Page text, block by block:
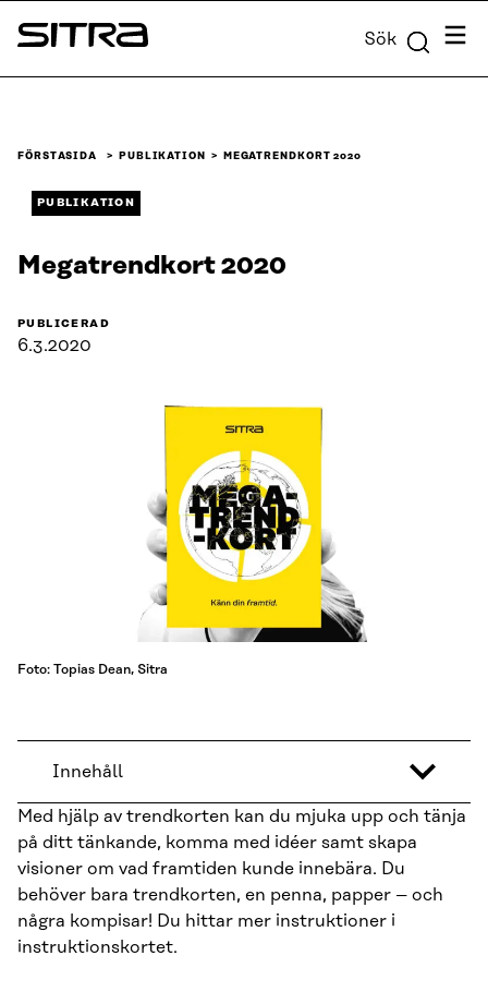
Skip to
content
Sitra Sök Meny
FÖRSTASIDA PUBLIKATION MEGATRENDKORT 2020
PUBLIKATION
Megatrendkort 2020
PUBLICERAD
6.3.2020
Foto: Topias Dean, Sitra
Innehåll
Med hjälp av trendkorten kan du mjuka upp och tänja
på ditt tänkande, komma med idéer samt skapa
visioner om vad framtiden kunde innebära. Du
behöver bara trendkorten, en penna, papper – och
några kompisar! Du hittar mer instruktioner i
instruktionskortet.